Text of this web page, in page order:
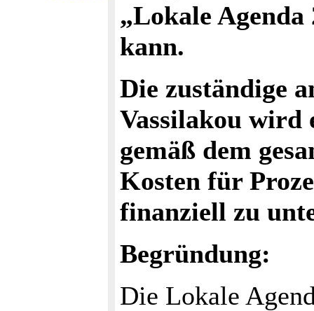
„Lokale
kann.
Die zuständige
Vassilakou wird
gemäß dem
Kosten für
finanziell zu
Begründung:
Die Lokale